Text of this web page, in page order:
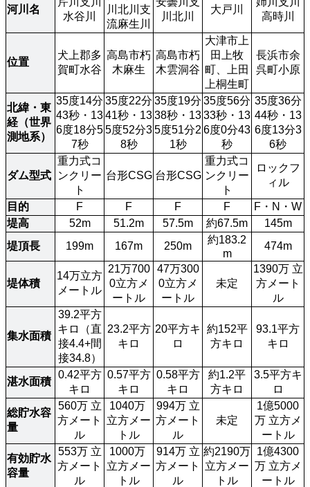
河川名
水谷川
川北川支
流麻生川
川北川
大戸川
高時川
位置
犬上郡多
賀町水谷
高島市朽
木麻生
高島市朽
木雲洞谷
大津市上
田上牧
町、上田
上桐生町
長浜市余
呉町小原
北緯・東
経（世界
測地系）
35度14分
43秒・13
6度18分5
7秒
35度22分
41秒・13
5度52分3
8秒
35度19分
38秒・13
5度51分2
1秒
35度56分
33秒・13
6度0分43
秒
35度36分
44秒・13
6度13分3
6秒
ダム型式
重力式コ
ンクリー
ト
台形CSG 台形CSG
重力式コ
ンクリー
ト
ロックフ
ィル
目的 F F F F
F・N・W
堤高
52m 51.2m 57.5m 約67.5m
145m
堤頂長
199m 167m 250m
約183.2
m
474m
堤体積
14万立方
メートル
21万700
0立方メ
ートル
47万300
0立方メ
ートル
未定
1390万 立
方メート
ル
集水面積
39.2平方
キロ（直
接4.4+間
接34.8）
23.2平方
キロ
20平方キ
ロ
約152平
方キロ
93.1平方
キロ
湛水面積
0.42平方
キロ
0.57平方
キロ
0.58平方
キロ
約1.2平
方キロ
3.5平方キ
ロ
総貯水容
量
560万 立
方メート
ル
1040万
立方メー
トル
994万 立
方メート
ル
未定
1億5000
万 立方メ
ートル
有効貯水
容量
553万 立
方メート
ル
1000万
立方メー
トル
914万 立
方メート
ル
約2190万
立方メー
トル
1億4300
万 立方メ
ートル